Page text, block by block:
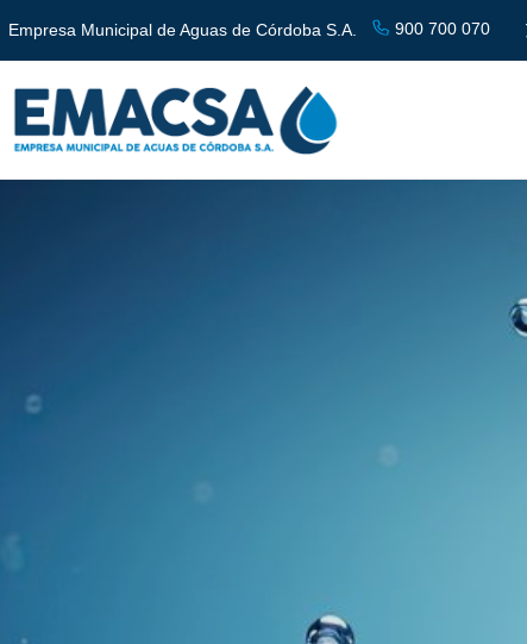
Empresa Municipal de Aguas de Córdoba S.A. 900 700 070